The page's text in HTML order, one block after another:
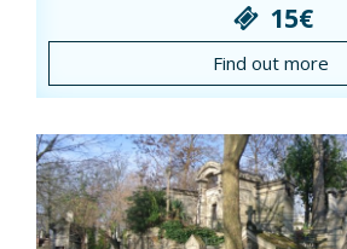
15€
Find out more